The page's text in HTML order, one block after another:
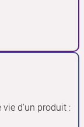
vie d'un produit :